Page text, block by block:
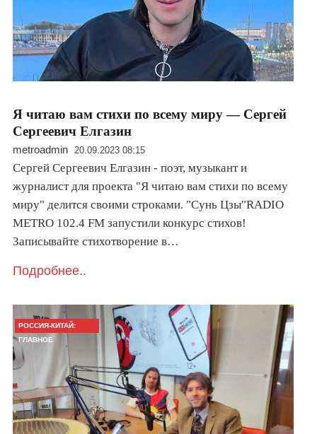
Я читаю вам стихи по всему миру — Сергей
Сергеевич Елгазин
metroadmin 20.09.2023 08:15
Сергей Сергеевич Елгазин - поэт, музыкант и
журналист для проекта "Я читаю вам стихи по всему
миру" делится своими строками. "Сунь Цзы"RADIO
METRO 102.4 FM запустили конкурс стихов!
Записывайте стихотворение в…
Подробнее..
РОССИЯ-КИТАЙ:
ГЛАВНОЕ